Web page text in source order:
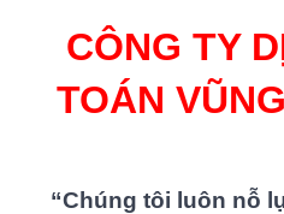
Bảng
CÔNG TY
TOÁN
“Chúng tôi luôn nỗ